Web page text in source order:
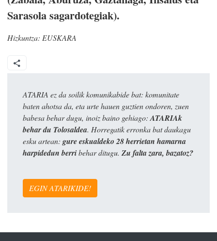
Sarasola sagardotegiak).
Hizkuntza: EUSKARA
ATARIA ez da soilik komunikabide bat: komunitate
baten ahotsa da, eta urte hauen guztien ondoren, zuen
babesa behar dugu, inoiz baino gehiago: ATARIAk
behar du Tolosaldea. Horregatik erronka bat daukagu
esku artean: gure eskualdeko 28 herrietan hamarna
harpidedun berribehar ditugu. Zu falta zara, bazatoz?
EGIN ATARIKIDE!